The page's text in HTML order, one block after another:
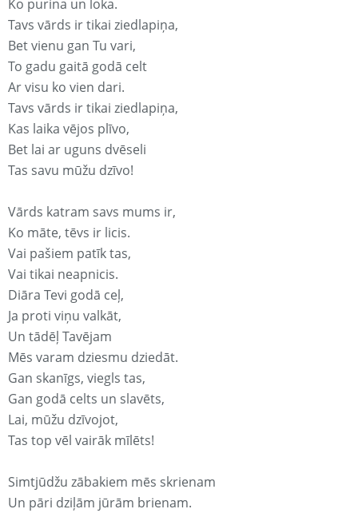
Ko purina un loka.
Tavs vārds ir tikai ziedlapiņa,
Bet vienu gan Tu vari,
To gadu gaitā godā celt
Ar visu ko vien dari.
Tavs vārds ir tikai ziedlapiņa,
Kas laika vējos plīvo,
Bet lai ar uguns dvēseli
Tas savu mūžu dzīvo!
Vārds katram savs mums ir,
Ko māte, tēvs ir licis.
Vai pašiem patīk tas,
Vai tikai neapnicis.
Diāra Tevi godā ceļ,
Ja proti viņu valkāt,
Un tādēļ Tavējam
Mēs varam dziesmu dziedāt.
Gan skanīgs, viegls tas,
Gan godā celts un slavēts,
Lai, mūžu dzīvojot,
Tas top vēl vairāk mīlēts!
Simtjūdžu zābakiem mēs skrienam
Un pāri dziļām jūrām brienam.